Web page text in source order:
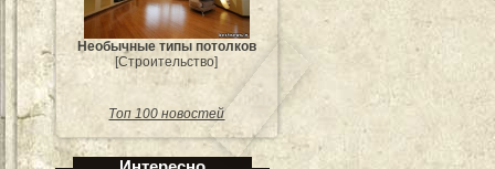
Необычные типы потолков
[Строительство]
Топ 100 новостей